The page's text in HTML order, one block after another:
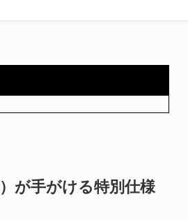
が手がける特別仕様